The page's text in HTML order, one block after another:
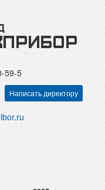
59-5
Написать директору